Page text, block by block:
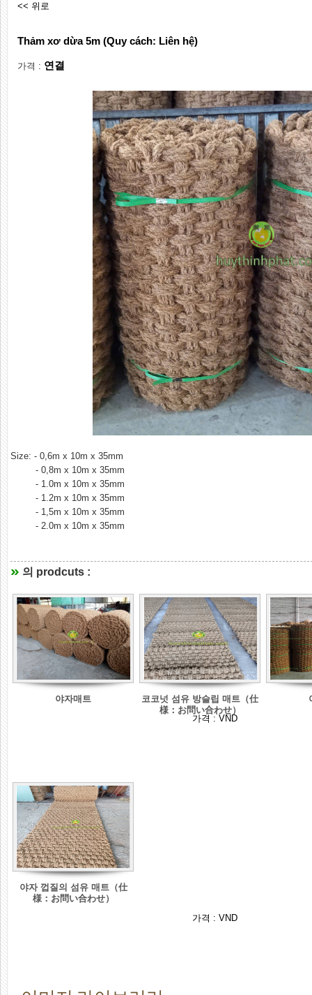
<< 위로
Thảm xơ dừa 5m (Quy cách: Liên hệ)
가격 : 연결
Size: - 0,6m x 10m x 35mm
- 0,8m x 10m x 35mm
- 1.0m x 10m x 35mm
- 1.2m x 10m x 35mm
- 1,5m x 10m x 35mm
- 2.0m x 10m x 35mm
의 prodcuts :
야자매트
가격 : VND
코코넛 섬유 방슬립 매트（仕
様：お問い合わせ）
야자 껍질의 섬유 매트（仕
様：お問い合わせ）
가격 : VND